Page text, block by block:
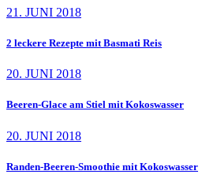
21. JUNI 2018
2 leckere Rezepte mit Basmati Reis
20. JUNI 2018
Beeren-Glace am Stiel mit Kokoswasser
20. JUNI 2018
Randen-Beeren-Smoothie mit Kokoswasser